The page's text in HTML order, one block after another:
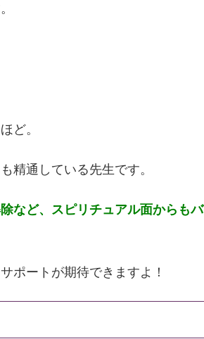
ど。
精通している先生です。
など、スピリチュアル面からもバ
ポートが期待できますよ！